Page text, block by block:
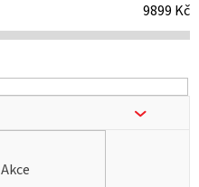
9899 Kč
Akce